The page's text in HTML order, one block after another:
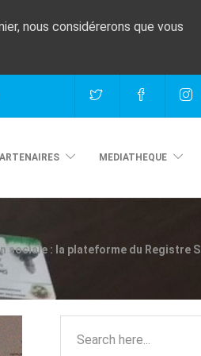
nous considérerons que vous
MEDIATHEQUE
sociale : la plateforme du Registre